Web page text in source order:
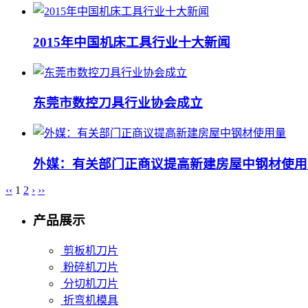
2015年中国机床工具行业十大新闻
东莞市数控刀具行业协会成立
外媒：有关部门正商议提高新建房屋中钢材使
‹‹ 1 2 › ››
产品展示
剪板机刀片
粉碎机刀片
分切机刀片
折弯机模具